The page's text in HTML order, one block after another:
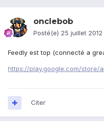
onclebob
Posté(e) 25 juillet 2012
Feedly est top (connecté a
https://play.google.com/store/
Citer